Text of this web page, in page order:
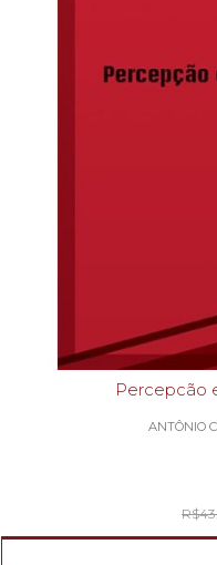
Percepcão
ANTÔNIO